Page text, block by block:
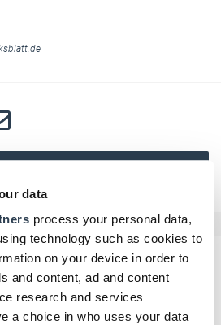
data
process your personal data,
technology such as cookies to
on your device in order to
and content, ad and content
research and services
a choice in who uses your data